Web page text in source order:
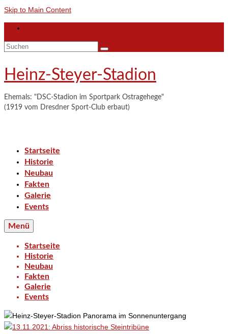
Skip to Main Content
Suchen
Heinz-Steyer-Stadion
Ehemals: "DSC-Stadion im Sportpark Ostragehege"
(1919 vom Dresdner Sport-Club erbaut)
Startseite
Historie
Neubau
Fakten
Galerie
Events
Menü
Startseite
Historie
Neubau
Fakten
Galerie
Events